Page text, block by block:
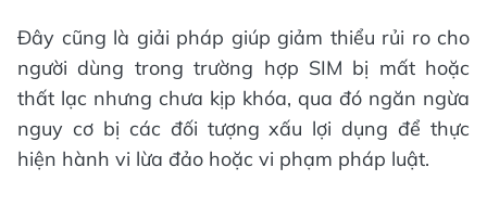
Đây cũng là giải pháp giúp giảm thiểu rủi ro cho
người dùng trong trường hợp SIM bị mất hoặc
thất lạc nhưng chưa kịp khóa, qua đó ngăn ngừa
nguy cơ bị các đối tượng xấu lợi dụng để thực
hiện hành vi lừa đảo hoặc vi phạm pháp luật.